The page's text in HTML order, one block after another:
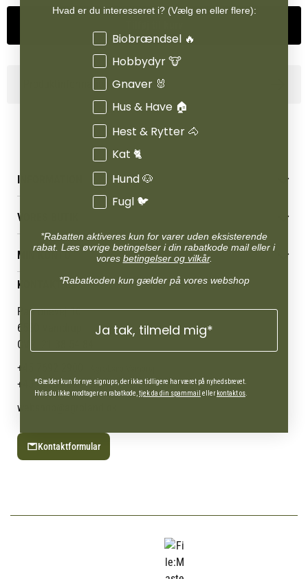
INFORMATION
Betingelser & vilkår
Reklamations- & fortrydelsesret
Levering & afhentning
Følg din bestilling
Persondatapolitik
Cookies
VORES BUTIK
Vores butikker
Job
Mærker
Om os
Om Vestjyllands Andel
Blog
Ofte stillede spørgsmål
MIN KONTO
Administrer min konto
KONTAKT OS
Pantonevej 10
6580 Vamdrup
CVR: 21 38 54 84
+45 7692 2900
+45 4630 0885 Webshop (Man-fre 10-16)
webshop@agroland.dk
Kontaktformular
Hvad er du interesseret i? (Vælg en eller flere):
Interesser
Biobrændsel 🔥
Hobbydyr 🐮
Gnaver 🐰
Hus & Have 🏠
Hest & Rytter 🐴
Kat 🐈
Hund 🐶
Fugl 🐦
*Rabatten aktiveres kun for varer uden eksisterende
rabat. Læs øvrige betingelser i din rabatkode mail eller i
vores betingelser og vilkår.
*Rabatkoden kun gælder på vores webshop
Ja tak, tilmeld mig*
*Gælder kun for nye signups, der ikke tidligere har været på nyhedsbrevet.
Hvis du ikke modtager en rabatkode, tjek da din spammail ellerkontakt os